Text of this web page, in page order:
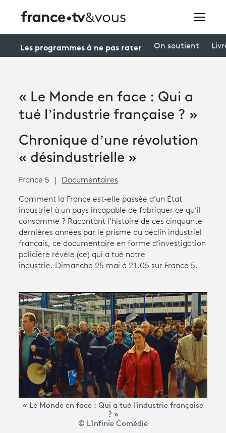
Avantages fidélité
Creators
Participer et assister à une émission
Programme tv
Les programmes à ne pas rater On soutient
« Le Monde en face : Qui a
tué l’industrie française ? »
Chronique d’une révolution
« désindustrielle »
France 5 Documentaires
Comment la France est-elle passée d’un État
industriel à un pays incapable de fabriquer ce qu’il
consomme ? Racontant l’histoire de ces cinquante
dernières années par le prisme du déclin industriel
français, ce documentaire en forme d’investigation
policière révèle (ce) qui a tué notre
industrie. Dimanche 25 mai à 21.05 sur France 5.
« Le Monde en face : Qui a tué l'industrie française
? »
© L'Infinie Comédie